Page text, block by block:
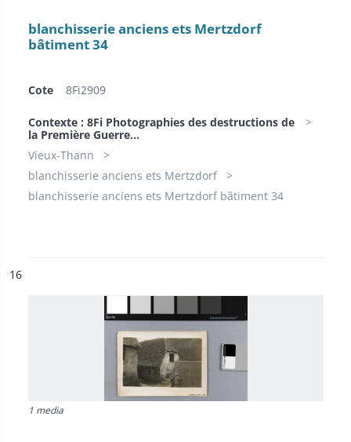
blanchisserie anciens ets Mertzdorf
bâtiment 34
Cote 8Fi2909
Contexte : 8Fi Photographies des destructions de
la Première Guerre...
Vieux-Thann
blanchisserie anciens ets Mertzdorf
blanchisserie anciens ets Mertzdorf bâtiment 34
n°
16
1 media